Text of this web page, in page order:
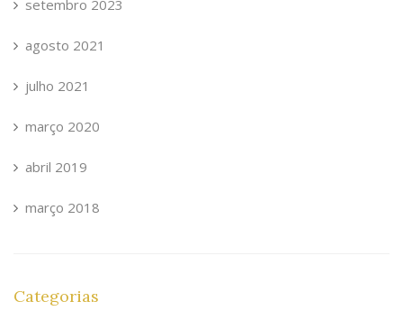
setembro 2023
agosto 2021
julho 2021
março 2020
abril 2019
março 2018
Categorias